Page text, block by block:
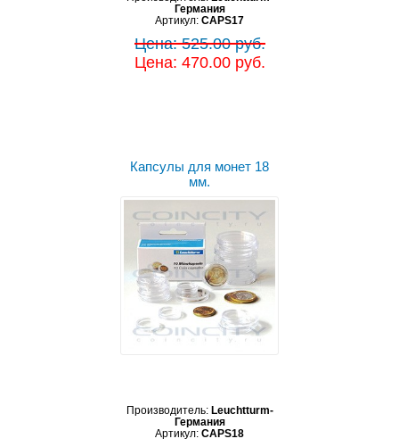
Германия
Артикул: CAPS17
Цена: 525.00 руб.
Цена: 470.00 руб.
Капсулы для монет 18
мм.
Производитель: Leuchtturm-
Германия
Артикул: CAPS18